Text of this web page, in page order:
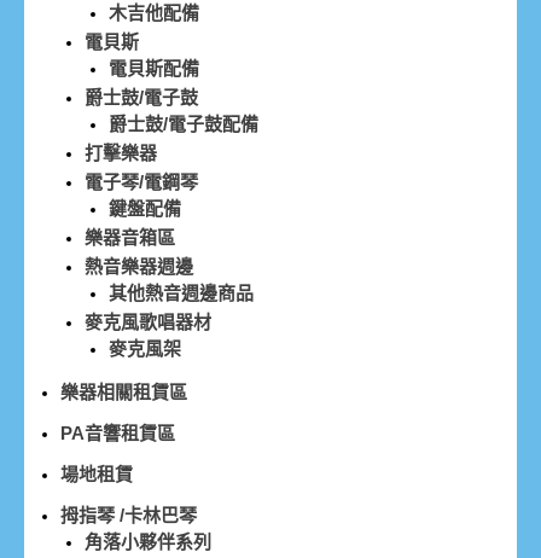
木吉他配備
電貝斯
電貝斯配備
爵士鼓/電子鼓
爵士鼓/電子鼓配備
打擊樂器
電子琴/電鋼琴
鍵盤配備
樂器音箱區
熱音樂器週邊
其他熱音週邊商品
麥克風歌唱器材
麥克風架
樂器相關租賃區
PA音響租賃區
場地租賃
拇指琴 /卡林巴琴
角落小夥伴系列